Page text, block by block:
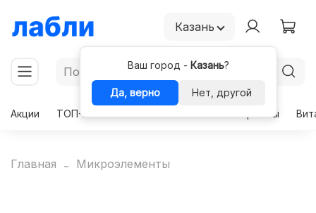
Казань
Ваш город - Казань?
Да, верно
Нет, другой
Акции
ТОП-50 Гормоны
Главная Микроэлементы